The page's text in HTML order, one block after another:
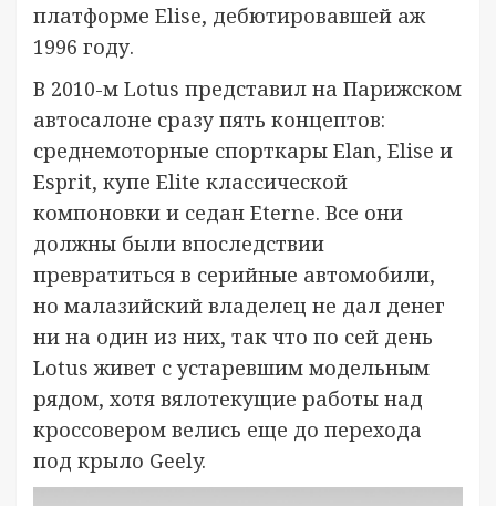
платформе Elise, дебютировавшей аж
1996 году.
В 2010-м Lotus представил на Парижском
автосалоне сразу пять концептов:
среднемоторные спорткары Elan, Elise и
Esprit, купе Elite классической
компоновки и седан Eterne. Все они
должны были впоследствии
превратиться в серийные автомобили,
но малазийский владелец не дал денег
ни на один из них, так что по сей день
Lotus живет с устаревшим модельным
рядом, хотя вялотекущие работы над
кроссовером велись еще до перехода
под крыло Geely.